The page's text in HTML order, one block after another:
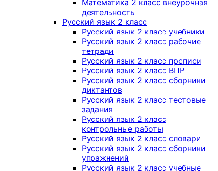
Математика 2 класс внеурочная
деятельность
Русский язык 2 класс
Русский язык 2 класс учебники
Русский язык 2 класс рабочие
тетради
Русский язык 2 класс прописи
Русский язык 2 класс ВПР
Русский язык 2 класс сборники
диктантов
Русский язык 2 класс тестовые
задания
Русский язык 2 класс
контрольные работы
Русский язык 2 класс словари
Русский язык 2 класс сборники
упражнений
Русский язык 2 класс учебные